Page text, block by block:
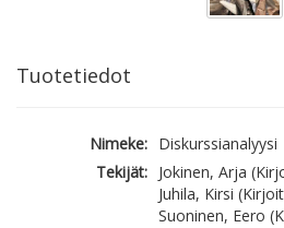
Tuotetiedot
Nimeke: Diskurssianalyysi
Tekijät: Jokinen, Arja
Juhila, Kirsi
Suoninen, Eero